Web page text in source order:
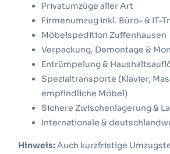
Privatumzüge aller Art
Firmenumzug inkl. Büro- & IT-
Möbelspedition Zuffenhausen
Verpackung, Demontage &
Entrümpelung &
Spezialtransporte (Klavier,
empfindliche Möbel)
Sichere Zwischenlagerung &
Internationale &
Hinweis: Auch kurzfristige